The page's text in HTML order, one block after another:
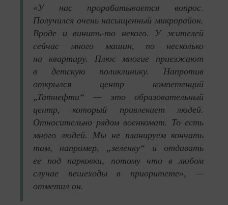
«У нас прорабатывается вопрос.
Получился очень насыщенный микрорайон.
Вроде и винить-то некого. У жителей
сейчас много машин, по несколько
на квартиру. Плюс многие приезжают
в детскую поликлинику. Напротив
открылся центр компетенций
„Татнефти“ — это образовательный
центр, который привлекает людей.
Относительно рядом военкомат. То есть
много людей. Мы не планируем кончать
там, например, „зеленку“ и отдавать
ее под парковки, потому что в любом
случае пешеходы в приоритете», —
отметил он.